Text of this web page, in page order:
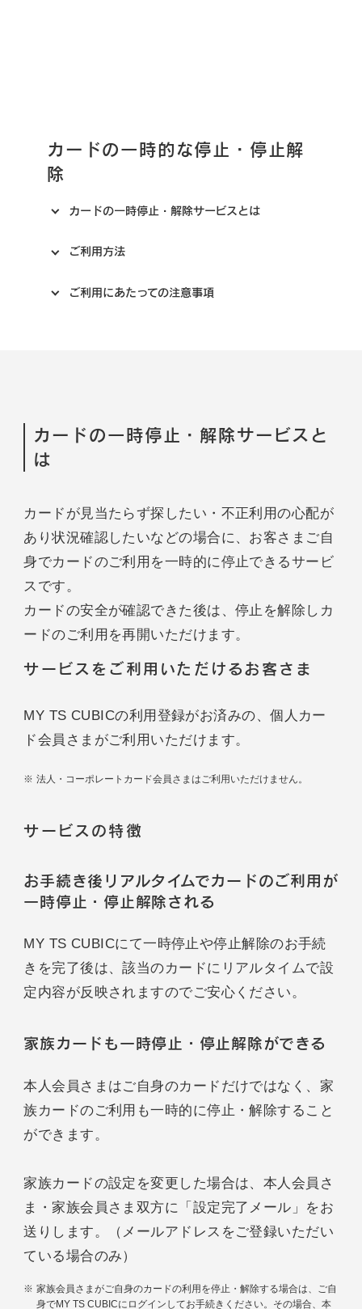
カードの一時的な停止・停止解
除
カードの一時停止・解除サービスとは
ご利用方法
ご利用にあたっての注意事項
カードの一時停止・解除サービスと
は
カードが見当たらず探したい・不正利用の心配が
あり状況確認したいなどの場合に、お客さまご自
身でカードのご利用を一時的に停止できるサービ
スです。
カードの安全が確認できた後は、停止を解除しカ
ードのご利用を再開いただけます。
サービスをご利用いただけるお客さま
MY TS CUBICの利用登録がお済みの、個人カー
ド会員さまがご利用いただけます。
法人・コーポレートカード会員さまはご利用いただけません。
サービスの特徴
お手続き後リアルタイムでカードのご利用が
一時停止・停止解除される
MY TS CUBICにて一時停止や停止解除のお手続
きを完了後は、該当のカードにリアルタイムで設
定内容が反映されますのでご安心ください。
家族カードも一時停止・停止解除ができる
本人会員さまはご自身のカードだけではなく、家
族カードのご利用も一時的に停止・解除すること
ができます。
家族カードの設定を変更した場合は、本人会員さ
ま・家族会員さま双方に「設定完了メール」をお
送りします。（メールアドレスをご登録いただい
ている場合のみ）
家族会員さまがご自身のカードの利用を停止・解除する場合は、ご自
身でMY TS CUBICにログインしてお手続きください。その場合、本